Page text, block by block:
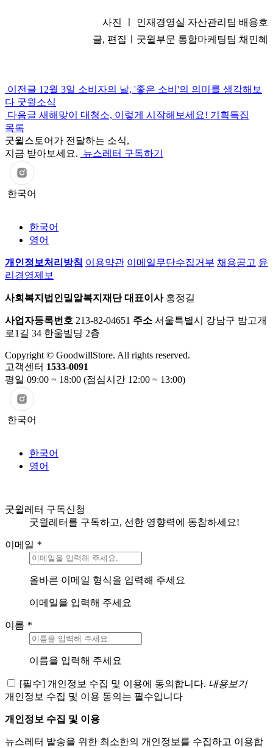
사진 ㅣ 인재경영실 자산관리팀 배용호
글, 편집ㅣ굿윌부문 통합마케팅팀 채민혜
이전글 12월 3일 소비자의 날, '좋은 소비'의 의미를 생각해보
다 굿윌소식
다음글 새해맞이 대청소, 이렇게 시작해보세요! 기획특집
목록
굿윌스토어가 전달하는 소식,
지금 받아보세요. 뉴스레터 구독하기
한국어
한국어
영어
개인정보처리방침 이용약관 이메일무단수집거부 채용공고 윤
리경영제보
사회복지법인밀알복지재단 대표이사홍정길
사업자등록번호 213-82-04651 주소 서울특별시 강남구 밤고개
로1길 34 한울빌딩 2층
Copyright © GoodwillStore. All rights reserved.
고객센터 1533-0091
평일 09:00 ~ 18:00 (점심시간 12:00 ~ 13:00)
한국어
한국어
영어
굿윌레터 구독신청
굿윌레터를 구독하고, 선한 영향력에 동참하세요!
이메일 *
올바른 이메일 형식을 입력해 주세요
이메일을 입력해 주세요
이름 *
이름을 입력해 주세요
[필수] 개인정보 수집 및 이용에 동의합니다. 내용보기
개인정보 수집 및 이용 동의는 필수입니다
개인정보 수집 및 이용
뉴스레터 발송을 위한 최소한의 개인정보를 수집하고 이용합